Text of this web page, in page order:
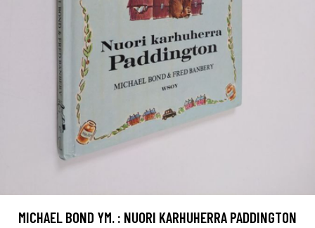
MICHAEL BOND YM. : NUORI KARHUHERRA PADDINGTON